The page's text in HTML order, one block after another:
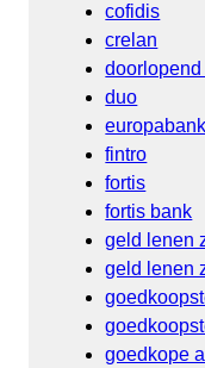
cofidis
crelan
duo
europabank
fintro
fortis
fortis bank
geld lenen
geld lenen
goedkope